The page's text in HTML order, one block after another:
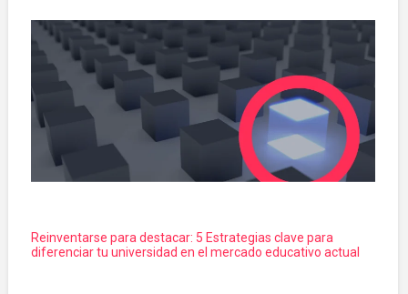
Reinventarse para destacar: 5 Estrategias clave para
diferenciar tu universidad en el mercado educativo actual